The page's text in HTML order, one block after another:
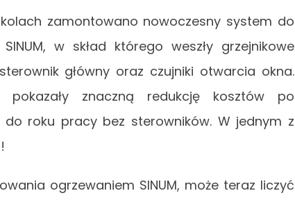
zamontowano nowoczesny system do
w skład którego weszły grzejnikowe
główny oraz czujniki otwarcia okna.
znaczną redukcję kosztów po
roku pracy bez sterowników. W jednym z
ogrzewaniem SINUM, może teraz liczyć